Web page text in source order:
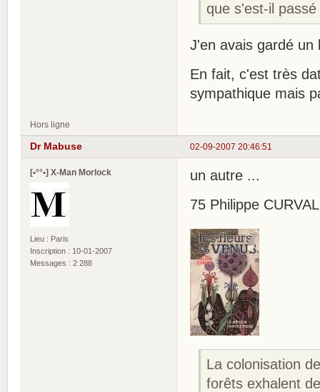
que s'est-il
J'en avais gardé un
En fait, c'est très
sympathique mais
Hors ligne
02-09-2007 20:46:51
Dr Mabuse
[•°°•] X-Man Morlock
Lieu : Paris
Inscription : 10-01-2007
Messages : 2 288
un autre ...
75 Philippe
La colonisation
forêts exhalent